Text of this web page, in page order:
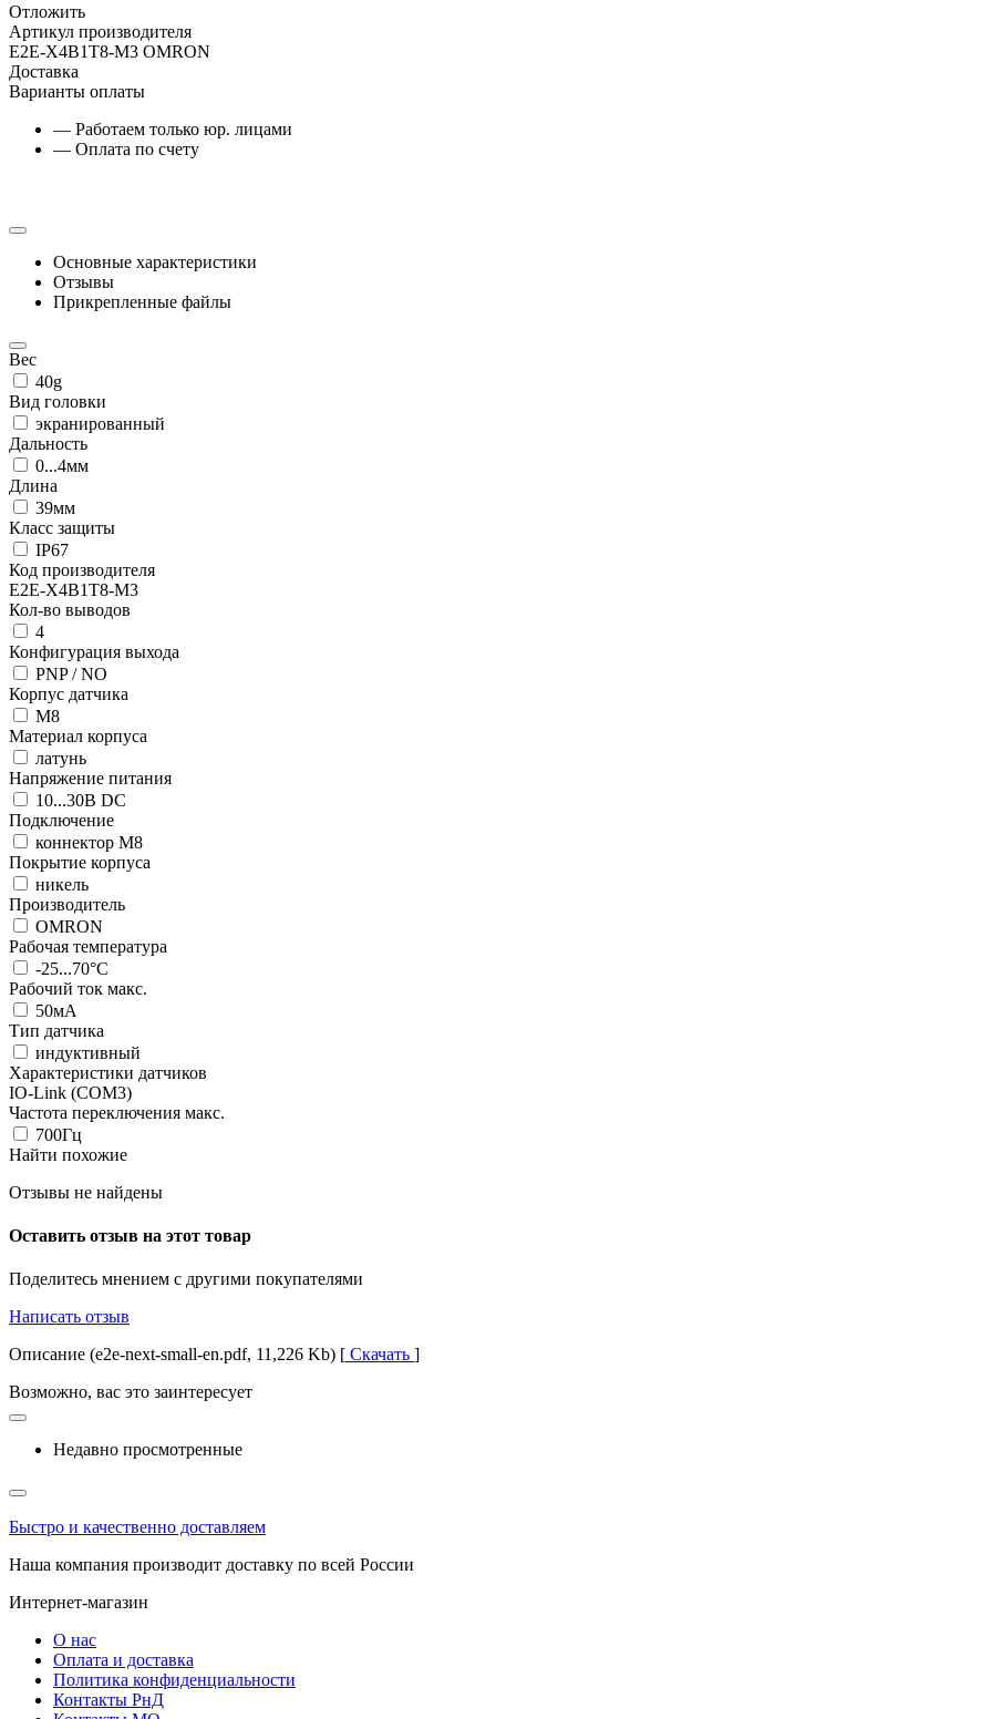
Отложить
Артикул производителя
E2E-X4B1T8-M3 OMRON
Доставка
Варианты оплаты
— Работаем только юр. лицами
— Оплата по счету
Основные характеристики
Отзывы
Прикрепленные файлы
Вес
40g
Вид головки
экранированный
Дальность
0...4мм
Длина
39мм
Класс защиты
IP67
Код производителя
E2E-X4B1T8-M3
Кол-во выводов
4
Конфигурация выхода
PNP / NO
Корпус датчика
М8
Материал корпуса
латунь
Напряжение питания
10...30В DC
Подключение
коннектор M8
Покрытие корпуса
никель
Производитель
OMRON
Рабочая температура
-25...70°C
Рабочий ток макс.
50мА
Тип датчика
индуктивный
Характеристики датчиков
IO-Link (COM3)
Частота переключения макс.
700Гц
Найти похожие
Отзывы не найдены
Оставить отзыв на этот товар
Поделитесь мнением с другими покупателями
Написать отзыв
Описание (e2e-next-small-en.pdf, 11,226 Kb) [ Скачать ]
Возможно, вас это заинтересует
Недавно просмотренные
Быстро и качественно доставляем
Наша компания производит доставку по всей России
Интернет-магазин
О нас
Оплата и доставка
Политика конфиденциальности
Контакты РнД